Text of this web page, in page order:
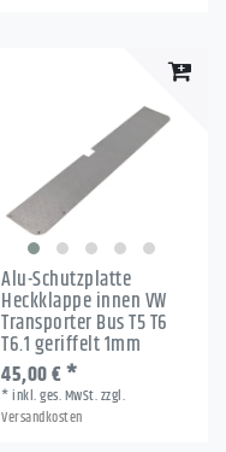
Alu-Schutzplatte
Heckklappe innen VW
Transporter Bus T5 T6
T6.1 geriffelt 1mm
45,00 € *
*inkl. ges. MwSt.zzgl.
Versandkosten